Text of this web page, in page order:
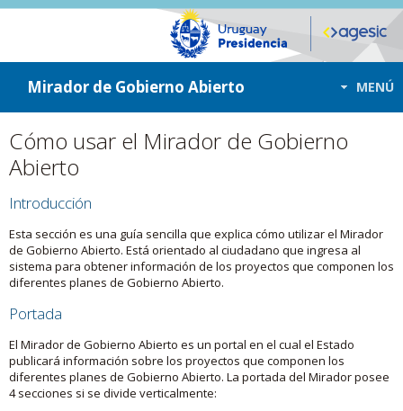
ir a contenido
ir al menú
Mirador de Gobierno Abierto MENÚ
Cómo usar el Mirador de Gobierno
Abierto
Introducción
Esta sección es una guía sencilla que explica cómo utilizar el Mirador
de Gobierno Abierto. Está orientado al ciudadano que ingresa al
sistema para obtener información de los proyectos que componen los
diferentes planes de Gobierno Abierto.
Portada
El Mirador de Gobierno Abierto es un portal en el cual el Estado
publicará información sobre los proyectos que componen los
diferentes planes de Gobierno Abierto. La portada del Mirador posee
4 secciones si se divide verticalmente: